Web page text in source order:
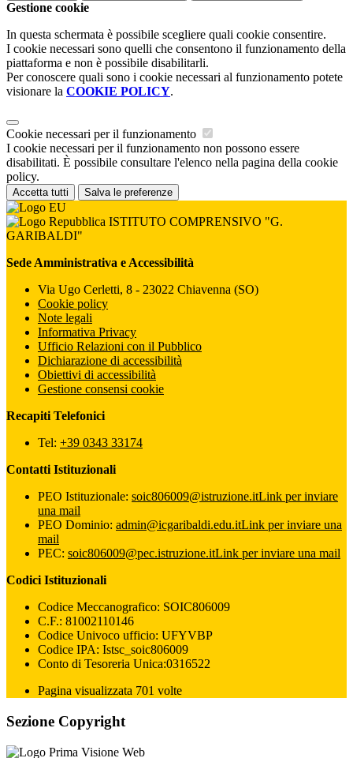
Gestione cookie
In questa schermata è possibile scegliere quali cookie consentire.
I cookie necessari sono quelli che consentono il funzionamento della
piattaforma e non è possibile disabilitarli.
Per conoscere quali sono i cookie necessari al funzionamento potete
visionare la COOKIE POLICY.
Cookie necessari per il funzionamento
I cookie necessari per il funzionamento non possono essere
disabilitati. È possibile consultare l'elenco nella pagina della cookie
policy.
Accetta tutti Salva le preferenze
ISTITUTO COMPRENSIVO "G.
GARIBALDI"
Sede Amministrativa e Accessibilità
Via Ugo Cerletti, 8 - 23022 Chiavenna (SO)
Cookie policy
Note legali
Informativa Privacy
Ufficio Relazioni con il Pubblico
Dichiarazione di accessibilità
Obiettivi di accessibilità
Gestione consensi cookie
Recapiti Telefonici
Tel: +39 0343 33174
Contatti Istituzionali
PEO Istituzionale: soic806009@istruzione.itLink per inviare
una mail
PEO Dominio: admin@icgaribaldi.edu.itLink per inviare una
mail
PEC: soic806009@pec.istruzione.itLink per inviare una mail
Codici Istituzionali
Codice Meccanografico: SOIC806009
C.F.: 81002110146
Codice Univoco ufficio: UFYVBP
Codice IPA: Istsc_soic806009
Conto di Tesoreria Unica:0316522
Pagina visualizzata 701 volte
Sezione Copyright